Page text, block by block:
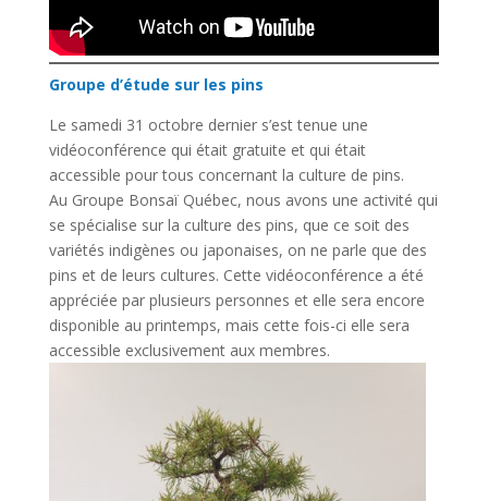
Groupe d’étude sur les pins
Le samedi 31 octobre dernier s’est tenue une
vidéoconférence qui était gratuite et qui était
accessible pour tous concernant la culture de pins.
Au Groupe Bonsaï Québec, nous avons une activité qui
se spécialise sur la culture des pins, que ce soit des
variétés indigènes ou japonaises, on ne parle que des
pins et de leurs cultures. Cette vidéoconférence a été
appréciée par plusieurs personnes et elle sera encore
disponible au printemps, mais cette fois-ci elle sera
accessible exclusivement aux membres.